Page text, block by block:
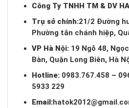
Công Ty TNHH TM & DV
Trụ sở chính:21/2 Đường
Phường tân chánh hiệp,
VP Hà Nội: 19 Ngõ 48,
Bàn, Quận Long Biên, Hà
Hotline: 0983.767.458 –
5933 229
Email: